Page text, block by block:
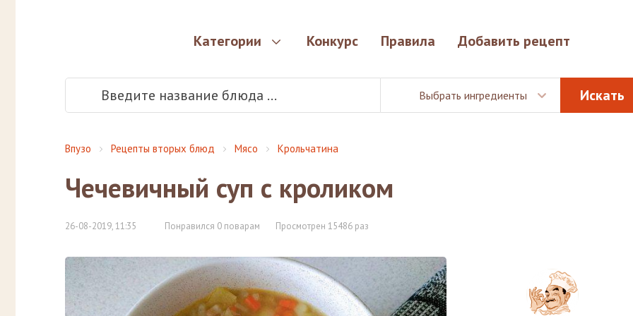
Категории Конкурс Правила Добавить рецепт
Выбрать ингредиенты
Впузо Рецепты вторых блюд Мясо Крольчатина
Чечевичный суп с кроликом
26-08-2019, 11:35 Понравился 0 поварам Просмотрен 15486 раз